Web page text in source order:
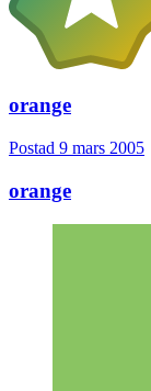
orange
Postad 9 mars 2005
orange